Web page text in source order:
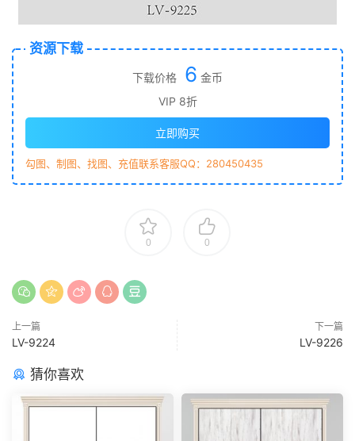
资源下载
下载价格 6 金币
VIP 8折
立即购买
勾图、制图、找图、充值联系客服QQ：280450435
0 0
上一篇
LV-9224
下一篇
LV-9226
猜你喜欢